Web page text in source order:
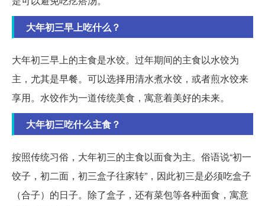
大年初三早上吃什么？
大年初三早上的主食是水饺。过年期间的主食以水饺为
主，尤其是早餐。可以选择用清水煮水饺，或者煎水饺来
享用。水饺作为一道传统美食，寓意着美好的未来。
大年初三吃什么主食？
按照传统习俗，大年初三的主食以面食为主。俗语说“初一
饺子，初二面，初三盒子往家转”，因此初三是必须吃盒子
（合子）的日子。除了盒子，还有菜包等各种面食，寓意